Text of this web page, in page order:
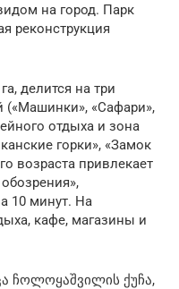
на город. Парк
реконструкция
делится на три
(«Машинки», «Сафари»,
отдыха и зона
горки», «Замок
возраста привлекает
10 минут. На
кафе, магазины и
ჩოლოყაშვილის ქუჩა,